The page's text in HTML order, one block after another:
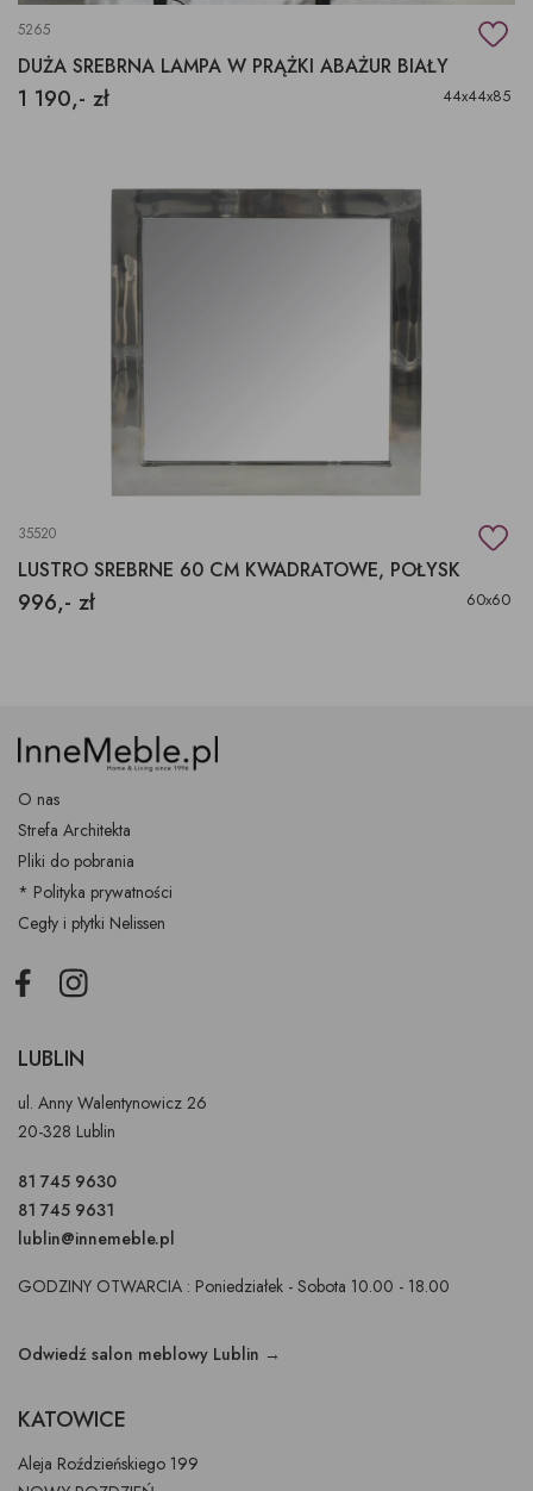
5265
DUŻA SREBRNA LAMPA W PRĄŻKI ABAŻUR BIAŁY
1 190,- zł 44x44x85
35520
LUSTRO SREBRNE 60 CM KWADRATOWE, POŁYSK
996,- zł 60x60
O nas
Strefa Architekta
Pliki do pobrania
* Polityka prywatności
Cegły i płytki Nelissen
FacebookInstagram
LUBLIN
ul. Anny Walentynowicz 26
20-328 Lublin
81 745 9630
81 745 9631
lublin@innemeble.pl
GODZINY OTWARCIA : Poniedziałek - Sobota 10.00 - 18.00
Odwiedź salon meblowy Lublin →
KATOWICE
Aleja Roździeńskiego 199